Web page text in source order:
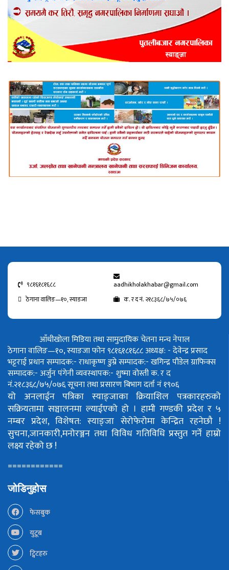
९८१६१८१६८८
aadhikholakhabar@gmail.com
ठेगाना वालिङ—१०, स्याङजा
क. र द नं. २१८३६८/७५/०७६
आँधीखोला मिडिया तथा सामुदायिक चेतना मन्च नेपाल
ठेगाना वालिङ—१०, स्याङजा फोन ९८१६१८१६८८अध्यक्ष: - देवेन्द्र प्रसाद
भट्टराईप्रधान सम्पादक:- राधाकृष्ण डुम्रेसम्पादक:- खगिन्द्र पौडेलग्राफिक्स
सम्पादक:- अर्जुन पंगेनीव्यवस्थापक:- शुष्मा वोस्तीक. र द
नं.२१८३६८/७५/०७६सूचना तथा प्रसारण बिभाग दर्ता नं १९०६
यो अनलाईन पत्रिका स्याङ्जाका क्रियाशिल पत्रकारहरुको
सक्रियतामा सञ्चालनमा ल्याईएको हो । हामी गण्डकी प्रदेश र ५
नम्बर प्रदेश, विशेषत: स्याङ्जा सेरोफेरोमा केन्द्रित रहनेछौ !
सुचना,जानकारी,मनोरञ्जन तथा विविध गतिविधि प्रस्तुत गर्ने हाम्रो
लक्ष्य रहेको छ !
============
जोडिनुहोस
फेसबुक
युटूब
ट्विटहरु